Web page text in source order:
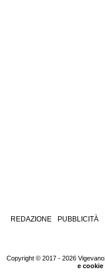
REDAZIONE PUBBLICITÀ
Copyright © 2017 - 2026
e cookie